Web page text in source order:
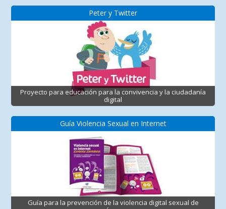
Peter y Twitter
Proyecto para educación para la convivencia y la ciudadanía
digital
Guía Violencia Sexual en Internet
Guía para la prevención de la violencia digital sexual de